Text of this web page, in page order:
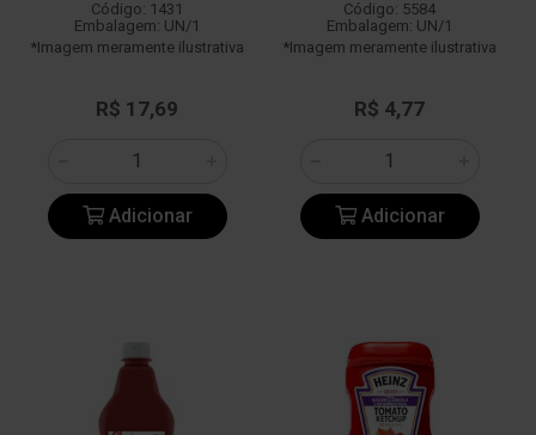
Código: 1431
Embalagem: UN/1
*Imagem meramente ilustrativa
R$ 17,69
Adicionar
Código: 5584
Embalagem: UN/1
*Imagem meramente ilustrativa
R$ 4,77
Adicionar